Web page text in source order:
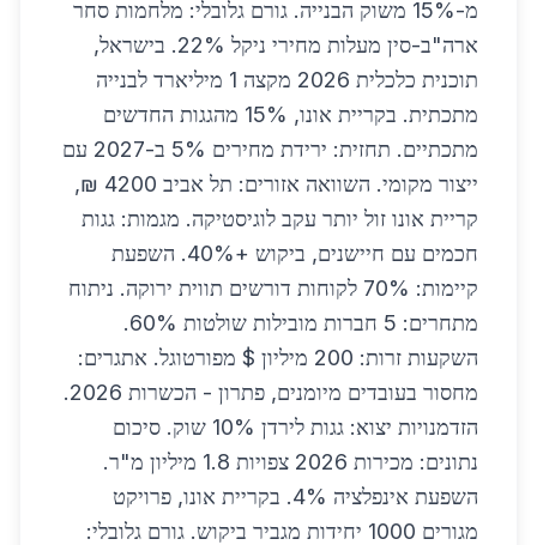
מ-15% משוק הבנייה. גורם גלובלי: מלחמות סחר
ארה"ב-סין מעלות מחירי ניקל 22%. בישראל,
תוכנית כלכלית 2026 מקצה 1 מיליארד לבנייה
מתכתית. בקריית אונו, 15% מהגגות החדשים
מתכתיים. תחזית: ירידת מחירים 5% ב-2027 עם
ייצור מקומי. השוואה אזורים: תל אביב 4200 ₪,
קריית אונו זול יותר עקב לוגיסטיקה. מגמות: גגות
חכמים עם חיישנים, ביקוש +40%. השפעת
קיימות: 70% לקוחות דורשים תווית ירוקה. ניתוח
מתחרים: 5 חברות מובילות שולטות 60%.
השקעות זרות: 200 מיליון $ מפורטוגל. אתגרים:
מחסור בעובדים מיומנים, פתרון - הכשרות 2026.
הזדמנויות יצוא: גגות לירדן 10% שוק. סיכום
נתונים: מכירות 2026 צפויות 1.8 מיליון מ"ר.
השפעת אינפלציה 4%. בקריית אונו, פרויקט
מגורים 1000 יחידות מגביר ביקוש. גורם גלובלי: